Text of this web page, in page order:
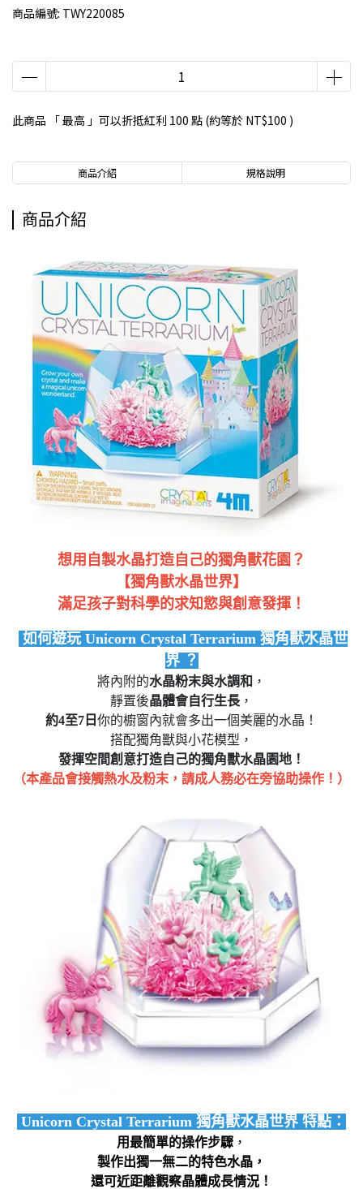
商品編號: TWY220085
此商品 「 最高 」可以折抵紅利 100 點 (約等於 NT$100 )
商品介紹 規格說明
商品介紹
想用自製水晶打造自己的獨角獸花園？
【獨角獸水晶世界】
滿足孩子對科學的求知慾與創意發揮！
如何遊玩 Unicorn Crystal Terrarium 獨角獸水晶世
界 ？
將內附的水晶粉末與水調和 ，
靜置後晶體會自行生長 ，
約4至7日 你的櫥窗內就會多出一個美麗的水晶！
搭配獨角獸與小花模型，
發揮空間創意打造自己的獨角獸水晶園地！
（本產品會接觸熱水及粉末，請成人務必在旁協助操作！）
Unicorn Crystal Terrarium 獨角獸水晶世界 特點：
用最簡單的操作步驟 ，
製作出獨一無二的特色水晶，
還可近距離觀察晶體成長情況！